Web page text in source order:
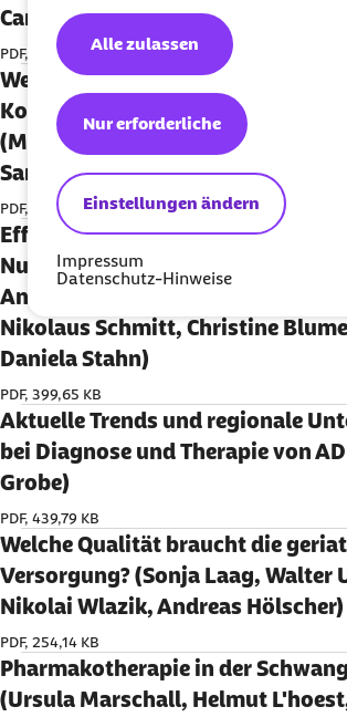
Einstellungen ändern
Nur erforderliche
Alle zulassen
Impressum
Datenschutz-Hinweise
Carstensen)
PDF, 330,19 KB
Welchen Informationsgewinn
Kosten-Nutzen-Bewertung durch
(Miriam Luhnen, Anja Schwalm,
Sarah Mostardt)
PDF, 162,77 KB
Effizienz der Arzneimittelpreise:
Nutzen-Bewertung der neuen
Antikoagulanzien (André
Nikolaus Schmitt, Christine
Daniela Stahn)
PDF, 399,65 KB
Aktuelle Trends und regionale
bei Diagnose und Therapie von
Grobe)
PDF, 439,79 KB
Welche Qualität braucht die
Versorgung? (Sonja Laag, Walter
Nikolai Wlazik, Andreas Hölscher)
PDF, 254,14 KB
Pharmakotherapie in der
(Ursula Marschall, Helmut